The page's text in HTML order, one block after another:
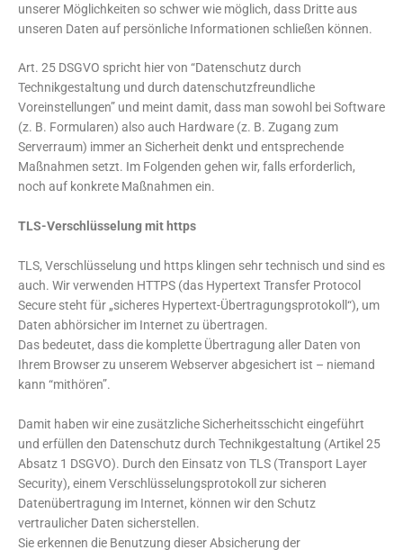
unserer Möglichkeiten so schwer wie möglich, dass Dritte aus
unseren Daten auf persönliche Informationen schließen können.
Art. 25 DSGVO spricht hier von “Datenschutz durch
Technikgestaltung und durch datenschutzfreundliche
Voreinstellungen” und meint damit, dass man sowohl bei Software
(z. B. Formularen) also auch Hardware (z. B. Zugang zum
Serverraum) immer an Sicherheit denkt und entsprechende
Maßnahmen setzt. Im Folgenden gehen wir, falls erforderlich,
noch auf konkrete Maßnahmen ein.
TLS-Verschlüsselung mit https
TLS, Verschlüsselung und https klingen sehr technisch und sind es
auch. Wir verwenden HTTPS (das Hypertext Transfer Protocol
Secure steht für „sicheres Hypertext-Übertragungsprotokoll“), um
Daten abhörsicher im Internet zu übertragen.
Das bedeutet, dass die komplette Übertragung aller Daten von
Ihrem Browser zu unserem Webserver abgesichert ist – niemand
kann “mithören”.
Damit haben wir eine zusätzliche Sicherheitsschicht eingeführt
und erfüllen den Datenschutz durch Technikgestaltung (Artikel 25
Absatz 1 DSGVO). Durch den Einsatz von TLS (Transport Layer
Security), einem Verschlüsselungsprotokoll zur sicheren
Datenübertragung im Internet, können wir den Schutz
vertraulicher Daten sicherstellen.
Sie erkennen die Benutzung dieser Absicherung der